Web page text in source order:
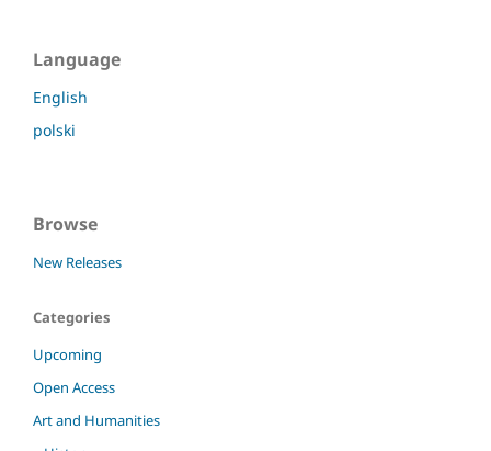
Language
English
polski
Browse
New Releases
Categories
Upcoming
Open Access
Art and Humanities